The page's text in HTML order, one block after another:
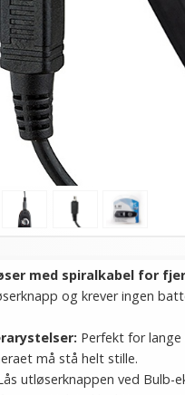
med spiralkabel for
og krever ingen
Perfekt for
må stå helt stille.
utløserknappen ved Bulb-